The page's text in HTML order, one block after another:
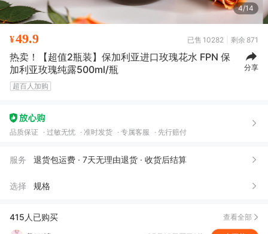
5/14
¥49.9 已售 10282 剩余 871
热卖！【超值2瓶装】保加利亚进口玫瑰花水 FPN 保
加利亚玫瑰纯露500ml/瓶
超百人加购
分享
品质保证 过敏无忧 准时发货 专属客服 先行赔付
服务 退货包运费 · 7天无理由退货 · 收货后结算
选择 规格
415人已购买 查看全部
书**妈 08月04日买了1件 去下单
优*
王*
房***0 去下单